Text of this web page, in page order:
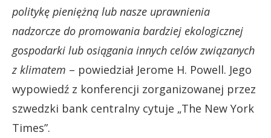
politykę pieniężną lub nasze uprawnienia
nadzorcze do promowania bardziej ekologicznej
gospodarki lub osiągania innych celów związanych
z klimatem – powiedział Jerome H. Powell. Jego
wypowiedź z konferencji zorganizowanej przez
szwedzki bank centralny cytuje „The New York
Times”.